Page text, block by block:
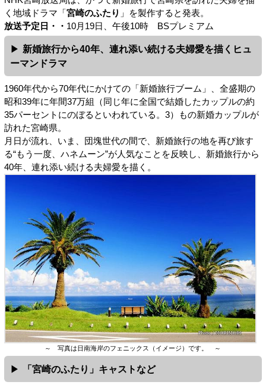
く地域ドラマ「 宮崎のふたり 」を製作すると発表。
放送予定日・・ 10月19日、午後10時 BSプレミアム
新婚旅行から40年、連れ添い続ける夫婦愛を描くヒュ
ーマンドラマ
1960年代から70年代にかけての「新婚旅行ブーム」、全盛期の
昭和39年に年間37万組（同じ年に全国で結婚したカップルの約
35パーセントにのぼるといわれている。3）もの新婚カップルが
訪れた宮崎県。
月日が流れ、いま、団塊世代の間で、新婚旅行の地を再び旅す
る“もう一度、ハネムーン”が人気なことを反映し、新婚旅行から
40年、連れ添い続ける夫婦愛を描く。
～ 写真は日南海岸のフェニックス（イメージ）です。 ～
「宮崎のふたり」キャストなど